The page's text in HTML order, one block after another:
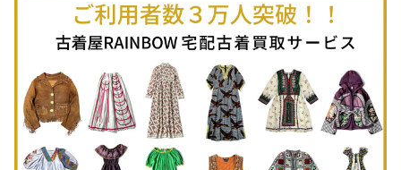
古着長袖ポロシャツ
古着スウェット
古着パーカー
古着タンクトップ
古着羽織り